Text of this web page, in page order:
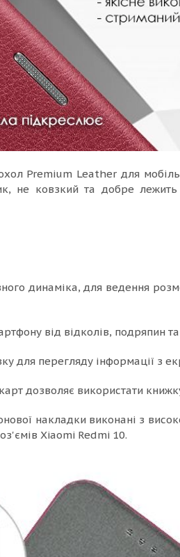
Premium Leather для
не ковзкий та добре
динаміка, для ведення
від відколів, подряпин
для перегляду інформації з
дозволяє використати
накладки виконані з
Xiaomi Redmi 10.